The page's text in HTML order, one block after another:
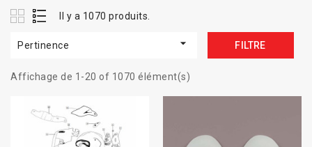
Il y a 1070 produits.
Pertinence  FILTRE
Affichage de 1-20 of 1070 élément(s)